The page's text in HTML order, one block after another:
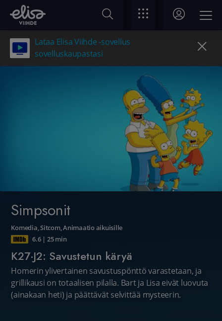
Lataa Elisa Viihde -sovellus
sovelluskaupastasi
Simpsonit
Komedia,Sitcom,Animaatio aikuisille
6.6| 25 min
K27·J2: Savustetun käryä
Homerin ylivertainen savustuspönttö varastetaan, ja
grillikausi on totaalisen pilalla. Bart ja Lisa eivät luovuta
(ainakaan heti) ja päättävät selvittää mysteerin.